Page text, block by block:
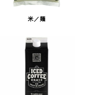
米／麺